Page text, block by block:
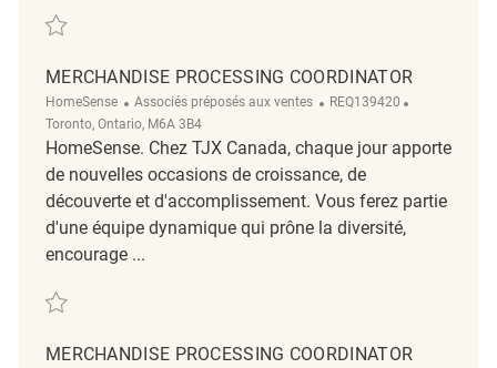
Sauvegarder full merchandising coordinator-Tanger Marshalls
MERCHANDISE PROCESSING COORDINATOR
HomeSense Catégorie
Associés préposés aux ventes ReqId
REQ139420
Toronto, Ontario, M6A 3B4
HomeSense. Chez TJX Canada, chaque jour apporte
de nouvelles occasions de croissance, de
découverte et d'accomplissement. Vous ferez partie
d'une équipe dynamique qui prône la diversité,
encourage ...
Sauvegarder Merchandise Processing Coordinator REQ139420
MERCHANDISE PROCESSING COORDINATOR